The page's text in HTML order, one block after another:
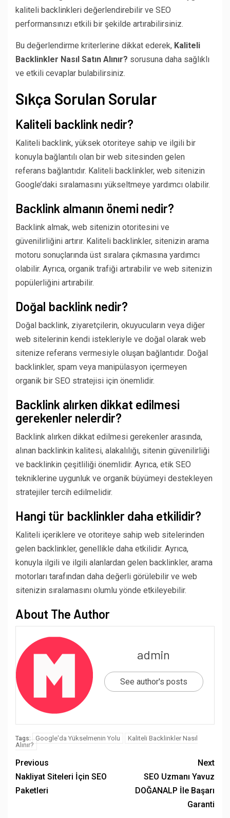
kaliteli backlinkleri değerlendirebilir ve SEO
performansınızı etkili bir şekilde artırabilirsiniz.
Bu değerlendirme kriterlerine dikkat ederek, Kaliteli
Backlinkler Nasıl Satın Alınır? sorusuna daha sağlıklı
ve etkili cevaplar bulabilirsiniz.
Sıkça Sorulan Sorular
Kaliteli backlink nedir?
Kaliteli backlink, yüksek otoriteye sahip ve ilgili bir
konuyla bağlantılı olan bir web sitesinden gelen
referans bağlantıdır. Kaliteli backlinkler, web sitenizin
Google’daki sıralamasını yükseltmeye yardımcı olabilir.
Backlink almanın önemi nedir?
Backlink almak, web sitenizin otoritesini ve
güvenilirliğini artırır. Kaliteli backlinkler, sitenizin arama
motoru sonuçlarında üst sıralara çıkmasına yardımcı
olabilir. Ayrıca, organik trafiği artırabilir ve web sitenizin
popülerliğini artırabilir.
Doğal backlink nedir?
Doğal backlink, ziyaretçilerin, okuyucuların veya diğer
web sitelerinin kendi istekleriyle ve doğal olarak web
sitenize referans vermesiyle oluşan bağlantıdır. Doğal
backlinkler, spam veya manipülasyon içermeyen
organik bir SEO stratejisi için önemlidir.
Backlink alırken dikkat edilmesi
gerekenler nelerdir?
Backlink alırken dikkat edilmesi gerekenler arasında,
alınan backlinkin kalitesi, alakalılığı, sitenin güvenilirliği
ve backlinkin çeşitliliği önemlidir. Ayrıca, etik SEO
tekniklerine uygunluk ve organik büyümeyi destekleyen
stratejiler tercih edilmelidir.
Hangi tür backlinkler daha etkilidir?
Kaliteli içeriklere ve otoriteye sahip web sitelerinden
gelen backlinkler, genellikle daha etkilidir. Ayrıca,
konuyla ilgili ve ilgili alanlardan gelen backlinkler, arama
motorları tarafından daha değerli görülebilir ve web
sitenizin sıralamasını olumlu yönde etkileyebilir.
About The Author
admin
See author's posts
Tags: Google'da Yükselmenin Yolu
Kaliteli Backlinkler Nasıl
Alınır?
Previous
Nakliyat Siteleri İçin SEO
Paketleri
Next
SEO Uzmanı Yavuz
DOĞANALP İle Başarı
Garanti